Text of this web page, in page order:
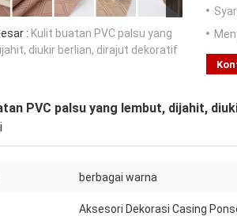
: Kulit buatan PVC palsu yang
diukir berlian, dirajut dekoratif
PVC palsu yang lembut, dijahit,
berbagai warna
Aksesori Dekorasi Casing